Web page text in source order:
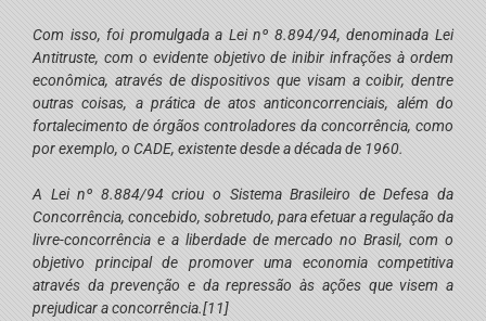
Com isso, foi promulgada a Lei nº 8.894/94, denominada Lei
Antitruste, com o evidente objetivo de inibir infrações à ordem
econômica, através de dispositivos que visam a coibir, dentre
outras coisas, a prática de atos anticoncorrenciais, além do
fortalecimento de órgãos controladores da concorrência, como
por exemplo, o CADE, existente desde a década de 1960.
A Lei nº 8.884/94 criou o Sistema Brasileiro de Defesa da
Concorrência, concebido, sobretudo, para efetuar a regulação da
livre-concorrência e a liberdade de mercado no Brasil, com o
objetivo principal de promover uma economia competitiva
através da prevenção e da repressão às ações que visem a
prejudicar a concorrência.[11]